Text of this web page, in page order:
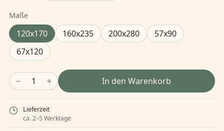
Maße
120x170 160x235 200x280
57x90
67x120
1 In den Warenkorb
Lieferzeit
ca. 2–5 Werktage